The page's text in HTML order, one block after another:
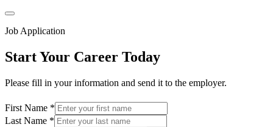
Job Application
Start Your Career Today
Please fill in your information and send it to the employer.
First Name *
Last Name *